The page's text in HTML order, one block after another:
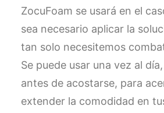
ZocuFoam se usará en el
sea necesario aplicar la
tan solo necesitemos
Se puede usar una vez al
antes de acostarse, para
extender la comodidad en